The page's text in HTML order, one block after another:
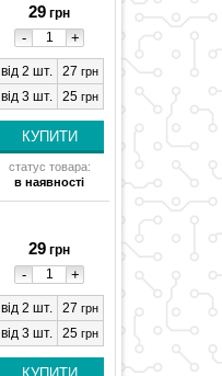
29 грн
- +
від 2 шт. 27 грн
від 3 шт. 25 грн
статус товара:
в наявності
29 грн
- +
від 2 шт. 27 грн
від 3 шт. 25 грн